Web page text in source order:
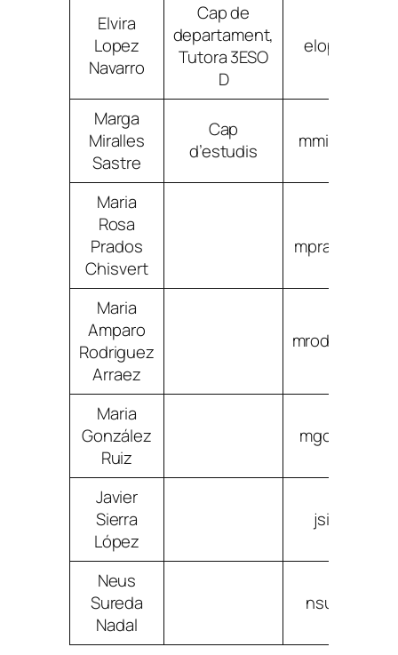
Elvira
Lopez
Navarro
Cap de
departament,
Tutora 3ESO
D
Marga
Miralles
Sastre
Cap
d’estudis
Maria
Rosa
Prados
Chisvert
Maria
Amparo
Rodriguez
Arraez
Maria
González
Ruiz
Javier
Sierra
López
Neus
Sureda
Nadal